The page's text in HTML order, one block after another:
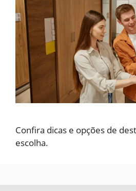
Confira dicas e opções de
escolha.